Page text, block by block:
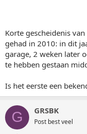
Korte gescheidenis
gehad in 2010: in dit
garage, 2 weken later
te hebben gestaan
Is het eerste een
G GRSBK
Post best veel